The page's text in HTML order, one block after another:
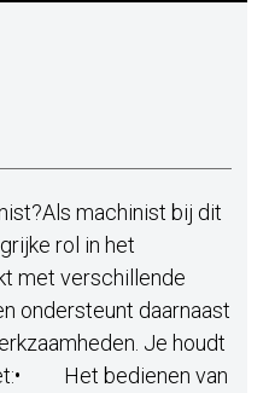
machinist bij dit
rol in het
met verschillende
ondersteunt daarnaast
Je houdt
Het bedienen van